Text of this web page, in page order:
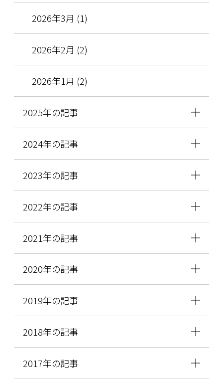
2026年3月 (1)
2026年2月 (2)
2026年1月 (2)
2025年の記事
2024年の記事
2023年の記事
2022年の記事
2021年の記事
2020年の記事
2019年の記事
2018年の記事
2017年の記事